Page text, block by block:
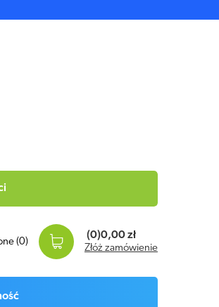
(0)
(0)0,00 zł
Złóż zamówienie